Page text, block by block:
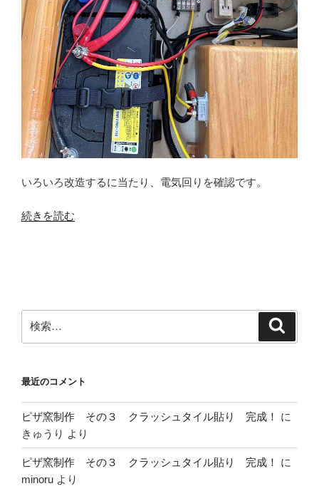
いろいろ改造するに当たり、電気回りを確認です。
“キ
電
気
回
り
認”
続きを読む
索:
最近のコメント
ピザ窯制作 その３ クラッシュタイル貼り 完成！
に
きゅうり より
ピザ窯制作 その３ クラッシュタイル貼り 完成！
に
minoru より